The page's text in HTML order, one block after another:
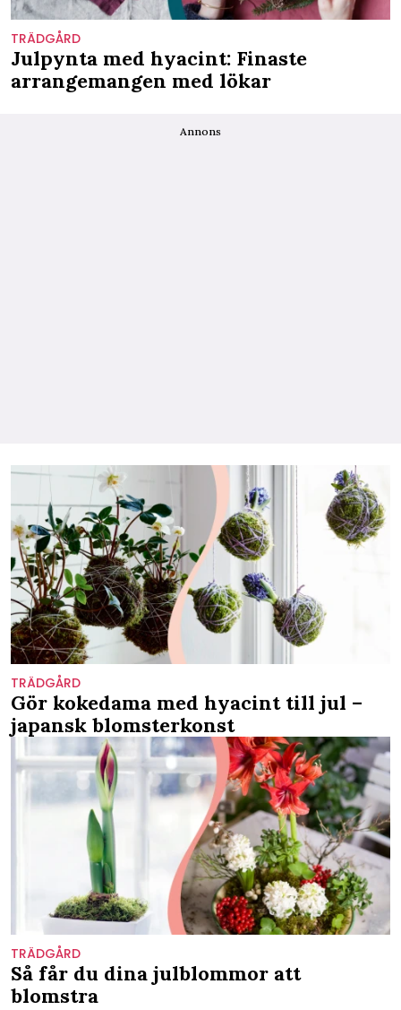
TRÄDGÅRD
Julpynta med hyacint: Finaste
arrangemangen med lökar
Annons
TRÄDGÅRD
Gör kokedama med hyacint till jul –
japansk blomsterkonst
TRÄDGÅRD
Så får du dina julblommor att
blomstra